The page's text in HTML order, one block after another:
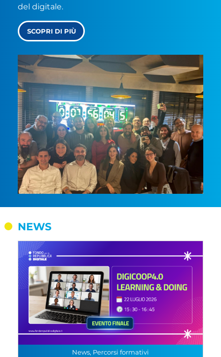
del digitale.
SCOPRI DI PIÙ
NEWS
News, Percorsi formativi